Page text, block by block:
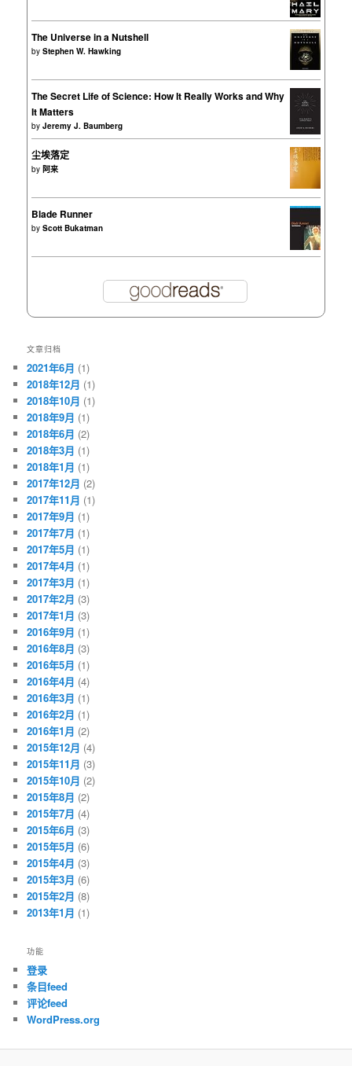
The Universe in a Nutshell
byStephen W. Hawking
The Secret Life of Science: How It Really Works and Why
It Matters
byJeremy J. Baumberg
尘埃落定
by 阿来
Blade Runner
byScott Bukatman
文章归档
2021年6月 (1)
2018年12月 (1)
2018年10月 (1)
2018年9月 (1)
2018年6月 (2)
2018年3月 (1)
2018年1月 (1)
2017年12月 (2)
2017年11月 (1)
2017年9月 (1)
2017年7月 (1)
2017年5月 (1)
2017年4月 (1)
2017年3月 (1)
2017年2月 (3)
2017年1月 (3)
2016年9月 (1)
2016年8月 (3)
2016年5月 (1)
2016年4月 (4)
2016年3月 (1)
2016年2月 (1)
2016年1月 (2)
2015年12月 (4)
2015年11月 (3)
2015年10月 (2)
2015年8月 (2)
2015年7月 (4)
2015年6月 (3)
2015年5月 (6)
2015年4月 (3)
2015年3月 (6)
2015年2月 (8)
2013年1月 (1)
功能
登录
条目feed
评论feed
WordPress.org